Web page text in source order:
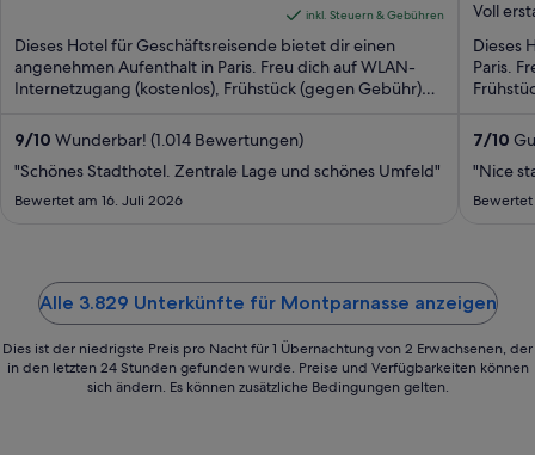
5
beträgt
135 €
pro
Nacht
Aug.
inkl. Steuern & Gebühren
Dieses Hotel für Geschäftsreisende bietet dir einen
angenehmen Aufenthalt in Paris. Freu dich auf WLAN-
Internetzugang (kostenlos), Frühstück (gegen Gebühr)
9/10 Wunderbar! (1.014 Bewertungen)
"Schönes Stadthotel. Zentrale Lage und schönes Umfeld"
Bewertet am 16. Juli 2026
of
5
Paris
Voll
Dieses
Paris.
7/10
"Nice
Alle 3.829 Unterkünfte für Montparnasse anzeigen
Dies ist der niedrigste Preis pro Nacht für 1 Übernachtung von 2 Erwachsenen, der
in den letzten 24 Stunden gefunden wurde. Preise und Verfügbarkeiten können
sich ändern. Es können zusätzliche Bedingungen gelten.